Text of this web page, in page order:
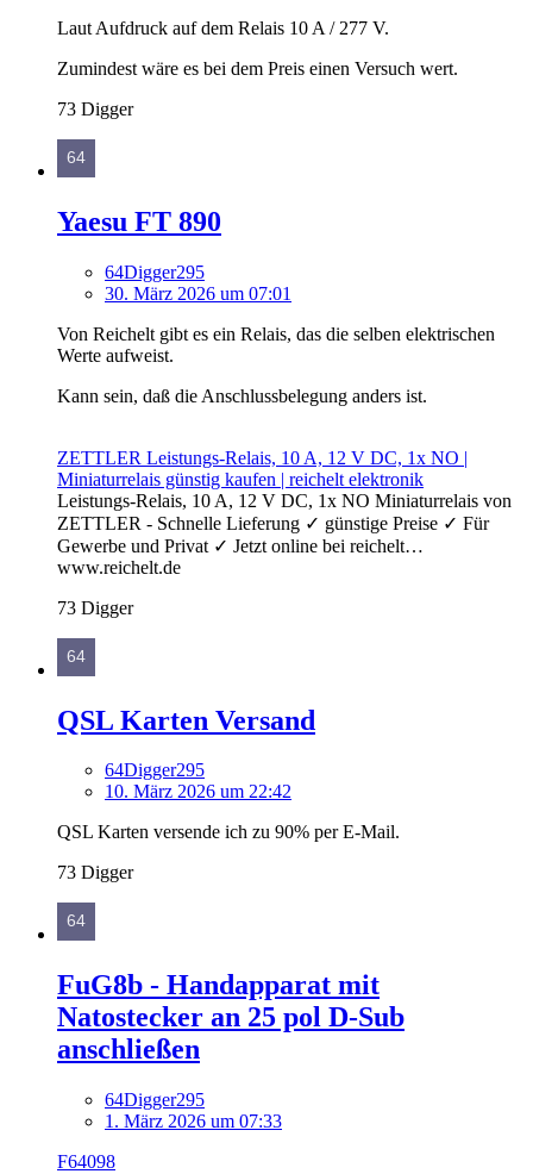
Laut Aufdruck auf dem Relais 10 A / 277 V.
Zumindest wäre es bei dem Preis einen Versuch wert.
73 Digger
Yaesu FT 890
64Digger295
30. März 2026 um 07:01
Von Reichelt gibt es ein Relais, das die selben elektrischen
Werte aufweist.
Kann sein, daß die Anschlussbelegung anders ist.
ZETTLER Leistungs-Relais, 10 A, 12 V DC, 1x NO |
Miniaturrelais günstig kaufen | reichelt elektronik
Leistungs-Relais, 10 A, 12 V DC, 1x NO Miniaturrelais von
ZETTLER - Schnelle Lieferung ✓ günstige Preise ✓ Für
Gewerbe und Privat ✓ Jetzt online bei reichelt…
www.reichelt.de
73 Digger
QSL Karten Versand
64Digger295
10. März 2026 um 22:42
QSL Karten versende ich zu 90% per E-Mail.
73 Digger
FuG8b - Handapparat mit
Natostecker an 25 pol D-Sub
anschließen
64Digger295
1. März 2026 um 07:33
F64098